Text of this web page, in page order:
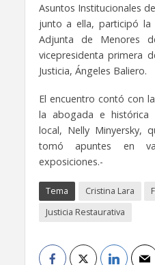
Asuntos Institucionales
junto a ella, participó la
Adjunta de Menores
vicepresidenta primera
Justicia, Ángeles Baliero.
El encuentro contó con
la abogada e histórica
local, Nelly Minyersky,
tomó apuntes en
exposiciones.-
Tema Cristina Lara
Justicia Restaurativa